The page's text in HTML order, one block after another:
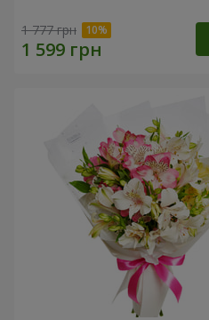
1 777 грн